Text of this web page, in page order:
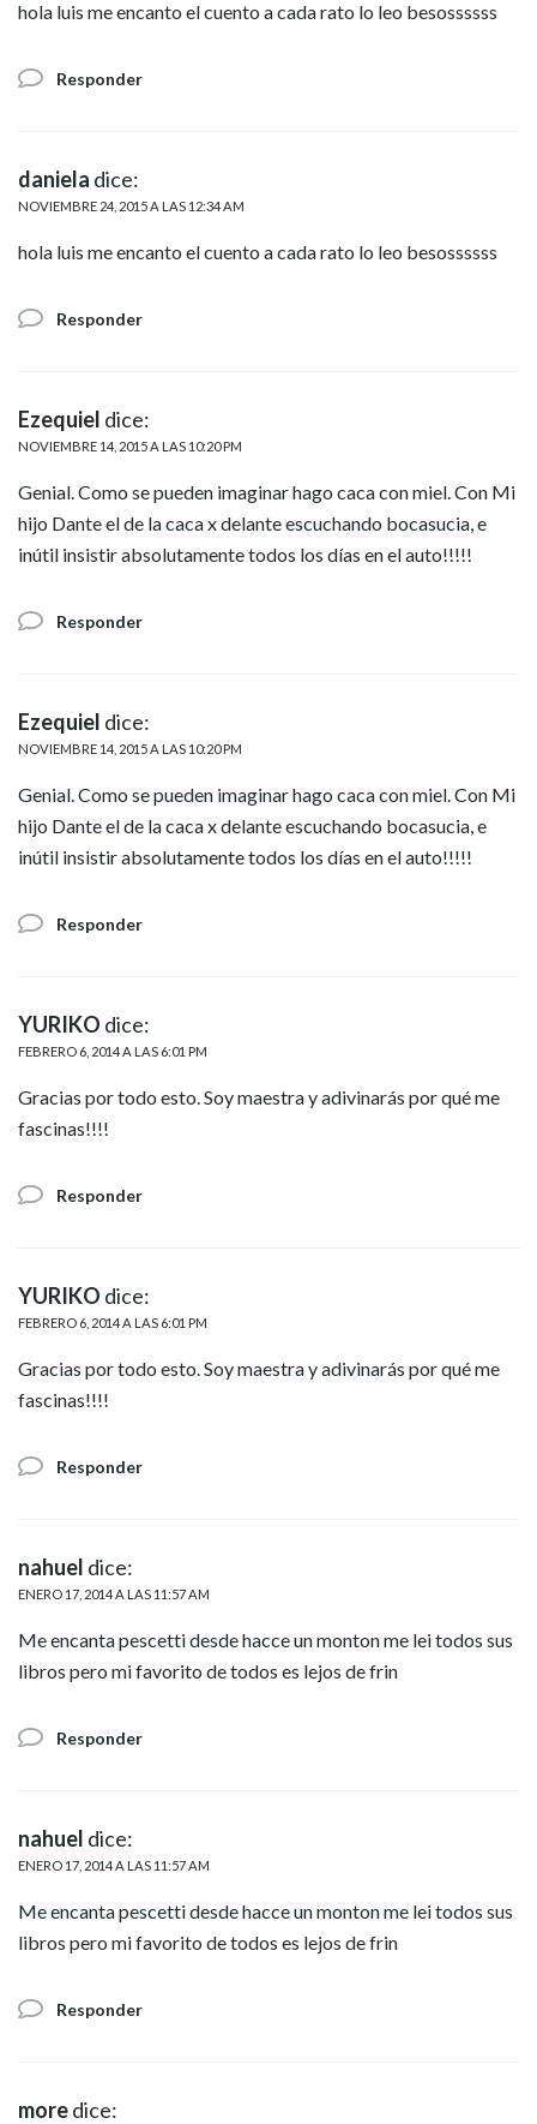
hola luis me encanto el cuento a cada rato lo leo besossssss
Responder
daniela dice:
NOVIEMBRE 24, 2015 A LAS 12:34 AM
hola luis me encanto el cuento a cada rato lo leo besossssss
Responder
Ezequiel dice:
NOVIEMBRE 14, 2015 A LAS 10:20 PM
Genial. Como se pueden imaginar hago caca con miel. Con Mi
hijo Dante el de la caca x delante escuchando bocasucia, e
inútil insistir absolutamente todos los días en el auto!!!!!
Responder
Ezequiel dice:
NOVIEMBRE 14, 2015 A LAS 10:20 PM
Genial. Como se pueden imaginar hago caca con miel. Con Mi
hijo Dante el de la caca x delante escuchando bocasucia, e
inútil insistir absolutamente todos los días en el auto!!!!!
Responder
YURIKO dice:
FEBRERO 6, 2014 A LAS 6:01 PM
Gracias por todo esto. Soy maestra y adivinarás por qué me
fascinas!!!!
Responder
YURIKO dice:
FEBRERO 6, 2014 A LAS 6:01 PM
Gracias por todo esto. Soy maestra y adivinarás por qué me
fascinas!!!!
Responder
nahuel dice:
ENERO 17, 2014 A LAS 11:57 AM
Me encanta pescetti desde hacce un monton me lei todos sus
libros pero mi favorito de todos es lejos de frin
Responder
nahuel dice:
ENERO 17, 2014 A LAS 11:57 AM
Me encanta pescetti desde hacce un monton me lei todos sus
libros pero mi favorito de todos es lejos de frin
Responder
moredice: